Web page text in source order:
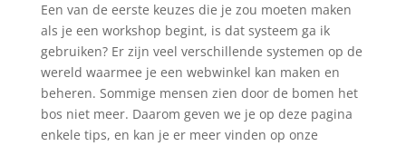
Een van de eerste keuzes die je zou moeten maken
als je een workshop begint, is dat systeem ga ik
gebruiken? Er zijn veel verschillende systemen op de
wereld waarmee je een webwinkel kan maken en
beheren. Sommige mensen zien door de bomen het
bos niet meer. Daarom geven we je op deze pagina
enkele tips, en kan je er meer vinden op onze